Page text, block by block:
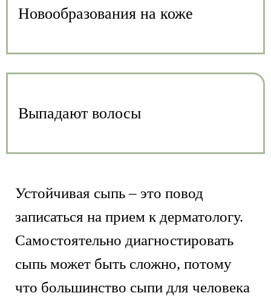
Новообразования на коже
Выпадают волосы
Устойчивая сыпь – это повод
записаться на прием к дерматологу.
Самостоятельно диагностировать
сыпь может быть сложно, потому
что большинство сыпи для человека